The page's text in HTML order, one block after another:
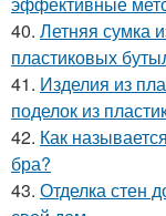
40. Летняя сумка
пластиковых
41. Изделия из
поделок из
42. Как
бра?
43. Отделка стен